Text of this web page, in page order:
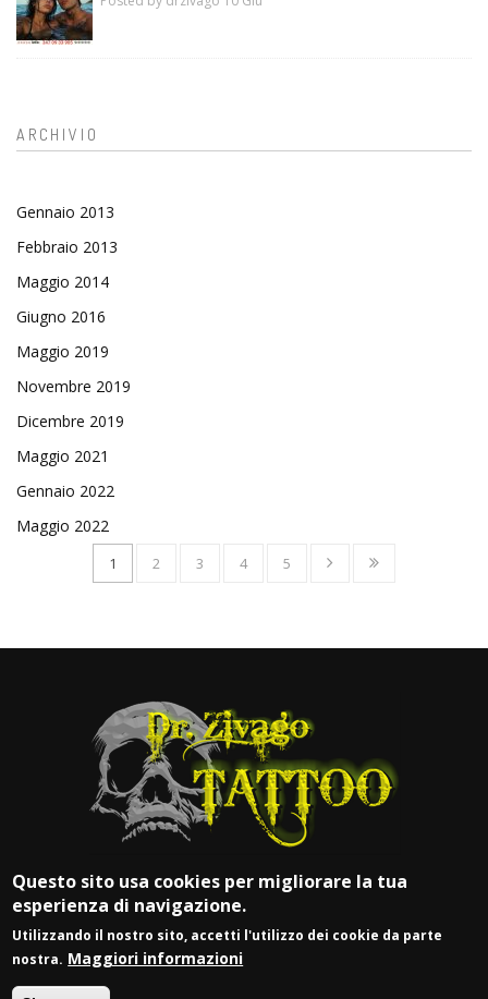
ARCHIVIO
Gennaio 2013
Febbraio 2013
Maggio 2014
Giugno 2016
Maggio 2019
Novembre 2019
Dicembre 2019
Maggio 2021
Gennaio 2022
Maggio 2022
1 2 3 4 5
Questo sito usa cookies per migliorare la tua
esperienza di navigazione.
Utilizzando il nostro sito, accetti l'utilizzo dei cookie da parte
nostra. Maggiori informazioni